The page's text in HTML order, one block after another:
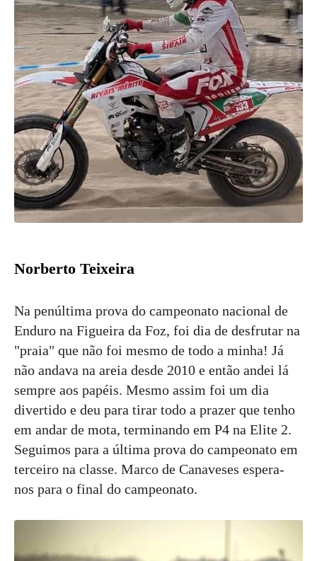
Norberto Teixeira
Na penúltima prova do campeonato nacional de
Enduro na Figueira da Foz, foi dia de desfrutar na
"praia" que não foi mesmo de todo a minha! Já
não andava na areia desde 2010 e então andei lá
sempre aos papéis. Mesmo assim foi um dia
divertido e deu para tirar todo a prazer que tenho
em andar de mota, terminando em P4 na Elite 2.
Seguimos para a última prova do campeonato em
terceiro na classe. Marco de Canaveses espera-
nos para o final do campeonato.